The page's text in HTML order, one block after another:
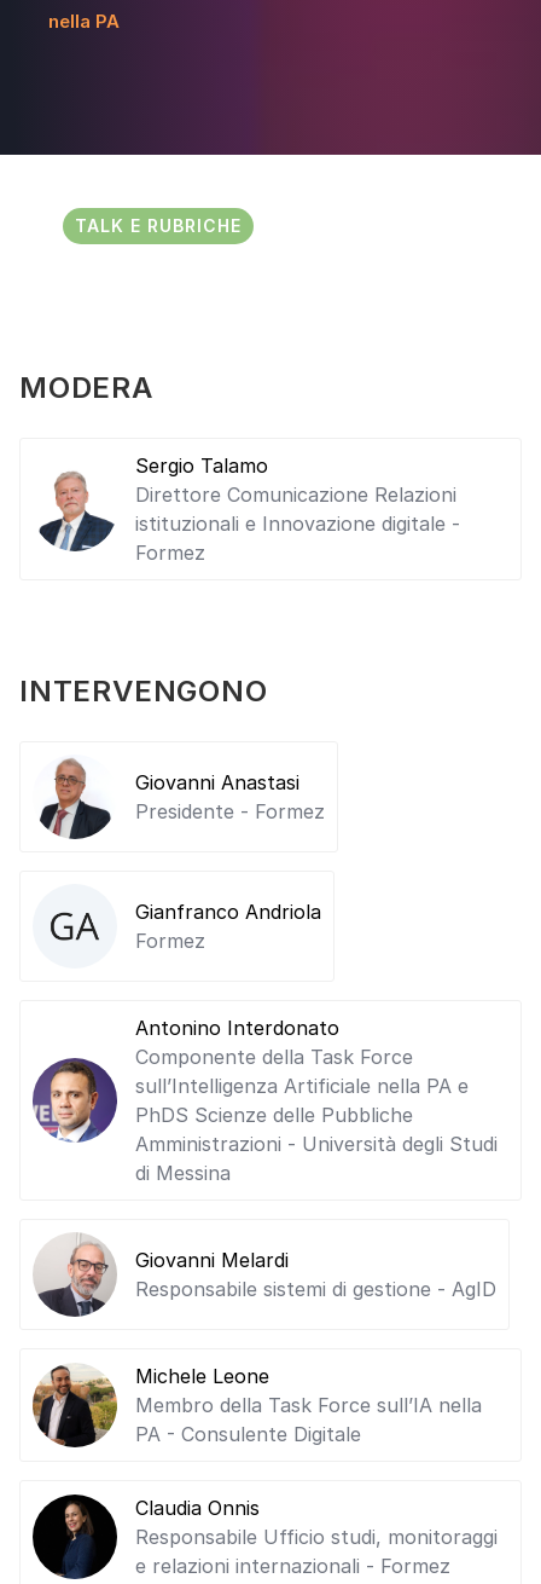
nella PA
MODERA
Sergio Talamo
Direttore Comunicazione Relazioni
istituzionali e Innovazione digitale -
Formez
INTERVENGONO
Giovanni Anastasi
Presidente - Formez
Gianfranco Andriola
Formez
Antonino Interdonato
Componente della Task Force
sull’Intelligenza Artificiale nella PA e
PhDS Scienze delle Pubbliche
Amministrazioni - Università degli Studi
di Messina
Giovanni Melardi
Responsabile sistemi di gestione - AgID
Michele Leone
Membro della Task Force sull’IA nella
PA - Consulente Digitale
Claudia Onnis
Responsabile Ufficio studi, monitoraggi
e relazioni internazionali - Formez
TALK E RUBRICHE